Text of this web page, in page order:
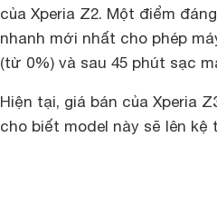
của Xperia Z2. Một điểm
nhanh mới nhất cho phép
(từ 0%) và sau 45 phút sạc
Hiện tại, giá bán của Xperia
cho biết model này sẽ lên kệ